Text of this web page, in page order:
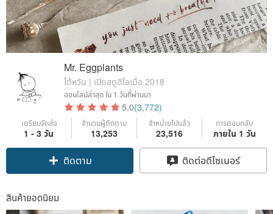
Mr. Eggplants
ไต้หวัน | เปิดสตูดิโอเมื่อ 2018
ออนไลน์ล่าสุดใน 1 วันที่ผ่านมา
5.0(3,772)
เตรียมจัดส่ง
1 - 3 วัน
จำนวนผู้ติดตาม
13,253
จำหน่ายไปแล้ว
23,516
การตอบกลับ
ภายใน 1 วัน
ติดตาม ติดต่อดีไซเนอร์
สินค้ายอดนิยม